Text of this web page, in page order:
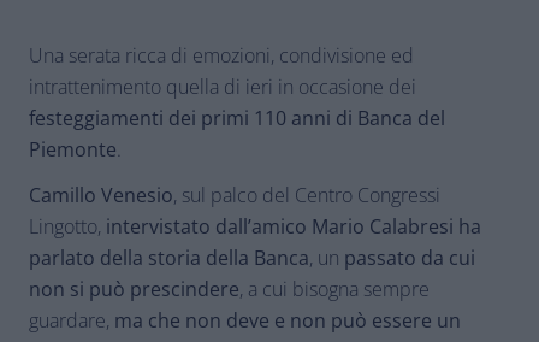
Una serata ricca di emozioni, condivisione ed
intrattenimento quella di ieri in occasione dei
festeggiamenti dei primi 110 anni di Banca del
Piemonte.
Camillo Venesio, sul palco del Centro Congressi
Lingotto, intervistato dall’amico Mario Calabresi ha
parlato della storia della Banca, un passato da cui
non si può prescindere, a cui bisogna sempre
guardare, ma che non deve e non può essere un